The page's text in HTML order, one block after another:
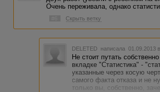
Очень переживала, однако
Скрыть ветку
DELETED написала 01.09.2013
Не стоит путать
вкладке "Статистика" -
указанные через косую
самого факта отказа и не
только вы, собственно,